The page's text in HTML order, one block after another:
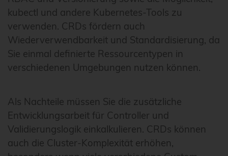
kubectl und andere Kubernetes-Tools zu
verwenden. CRDs fördern auch
Wiederverwendbarkeit und Standardisierung, da
Sie einmal definierte Ressourcentypen in
verschiedenen Umgebungen nutzen können.
Als Nachteile müssen Sie die zusätzliche
Entwicklungsarbeit für Controller und
Validierungslogik einkalkulieren. CRDs können
auch die Cluster-Komplexität erhöhen,